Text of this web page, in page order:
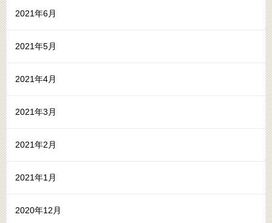
2021年6月
2021年5月
2021年4月
2021年3月
2021年2月
2021年1月
2020年12月